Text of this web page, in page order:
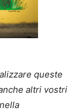
queste
altri vostri